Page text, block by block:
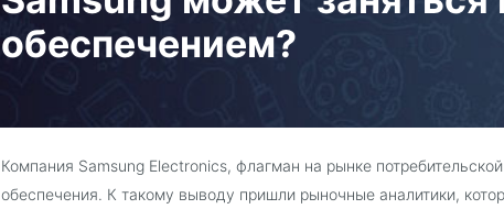
обеспечением?
Компания Samsung Electronics, флагман на рынке
обеспечения. К такому выводу пришли рыночные аналитики,